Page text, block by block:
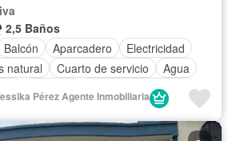
2,5 Baños
Balcón Aparcadero
Electricidad
natural Cuarto de servicio
Agua
Caseta de vigilancia
Permite mascotas
Pérez Agente Inmobiliaria